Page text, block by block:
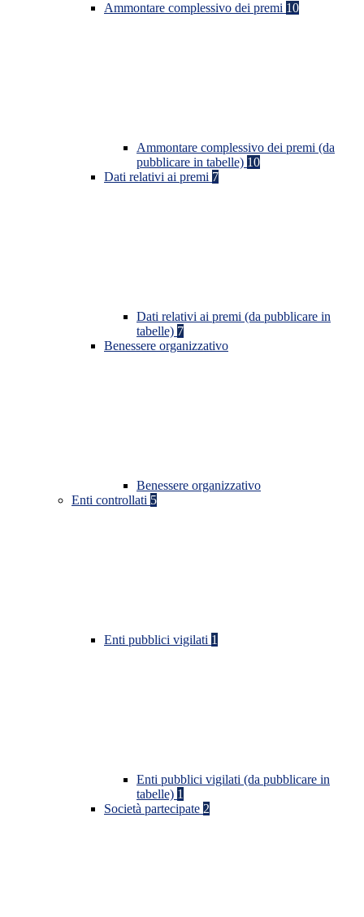
Ammontare complessivo dei premi 10
Ammontare complessivo dei premi (da
pubblicare in tabelle) 10
Dati relativi ai premi 7
Dati relativi ai premi (da pubblicare in
tabelle) 7
Benessere organizzativo
Benessere organizzativo
Enti controllati 5
Enti pubblici vigilati 1
Enti pubblici vigilati (da pubblicare in
tabelle) 1
Società partecipate 2